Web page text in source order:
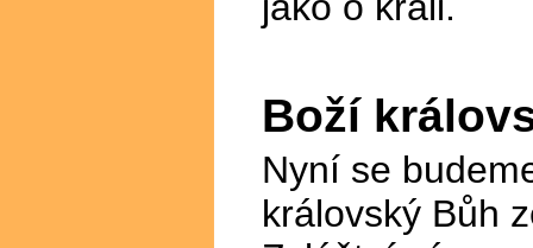
Boží
Nyní se
královský Bůh